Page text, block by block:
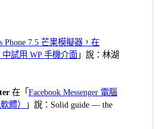
Phone 7.5 芒果模擬器，在
中試用 WP 手機介面 」說：林湖
在「Facebook Messenger 電腦
體）
」說：Solid guide — the